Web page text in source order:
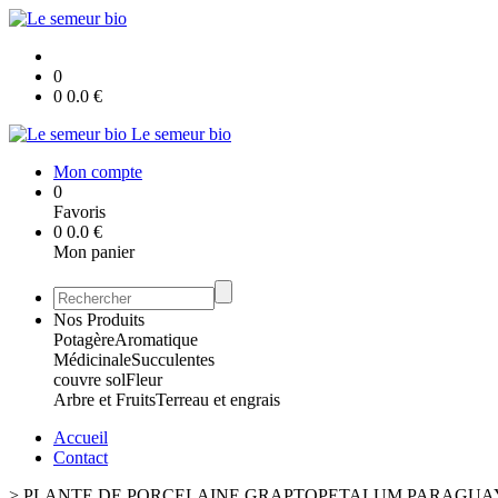
0
0 0.0 €
Le semeur bio
Mon compte
0
Favoris
0 0.0 €
Mon panier
Nos Produits
PotagèreAromatique
MédicinaleSucculentes
couvre solFleur
Arbre et FruitsTerreau et engrais
Accueil
Contact